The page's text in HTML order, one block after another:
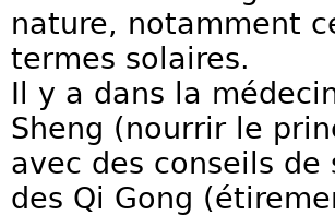
nature, notamment
termes solaires.
Il y a dans la
Sheng (nourrir le
avec des conseils
des Qi Gong